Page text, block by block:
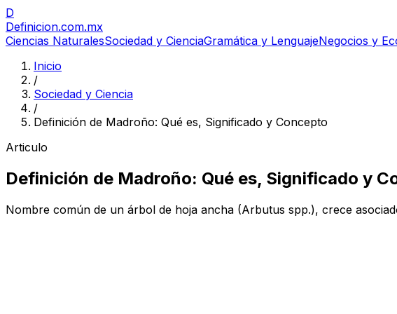
D
Definicion.com.mx
Ciencias NaturalesSociedad y CienciaGramática y LenguajeNegocios y
Inicio
/
Sociedad y Ciencia
/
Definición de Madroño: Qué es, Significado y Concepto
Articulo
Definición de Madroño: Qué es, Significado y
Nombre común de un árbol de hoja ancha (Arbutus spp.), crece